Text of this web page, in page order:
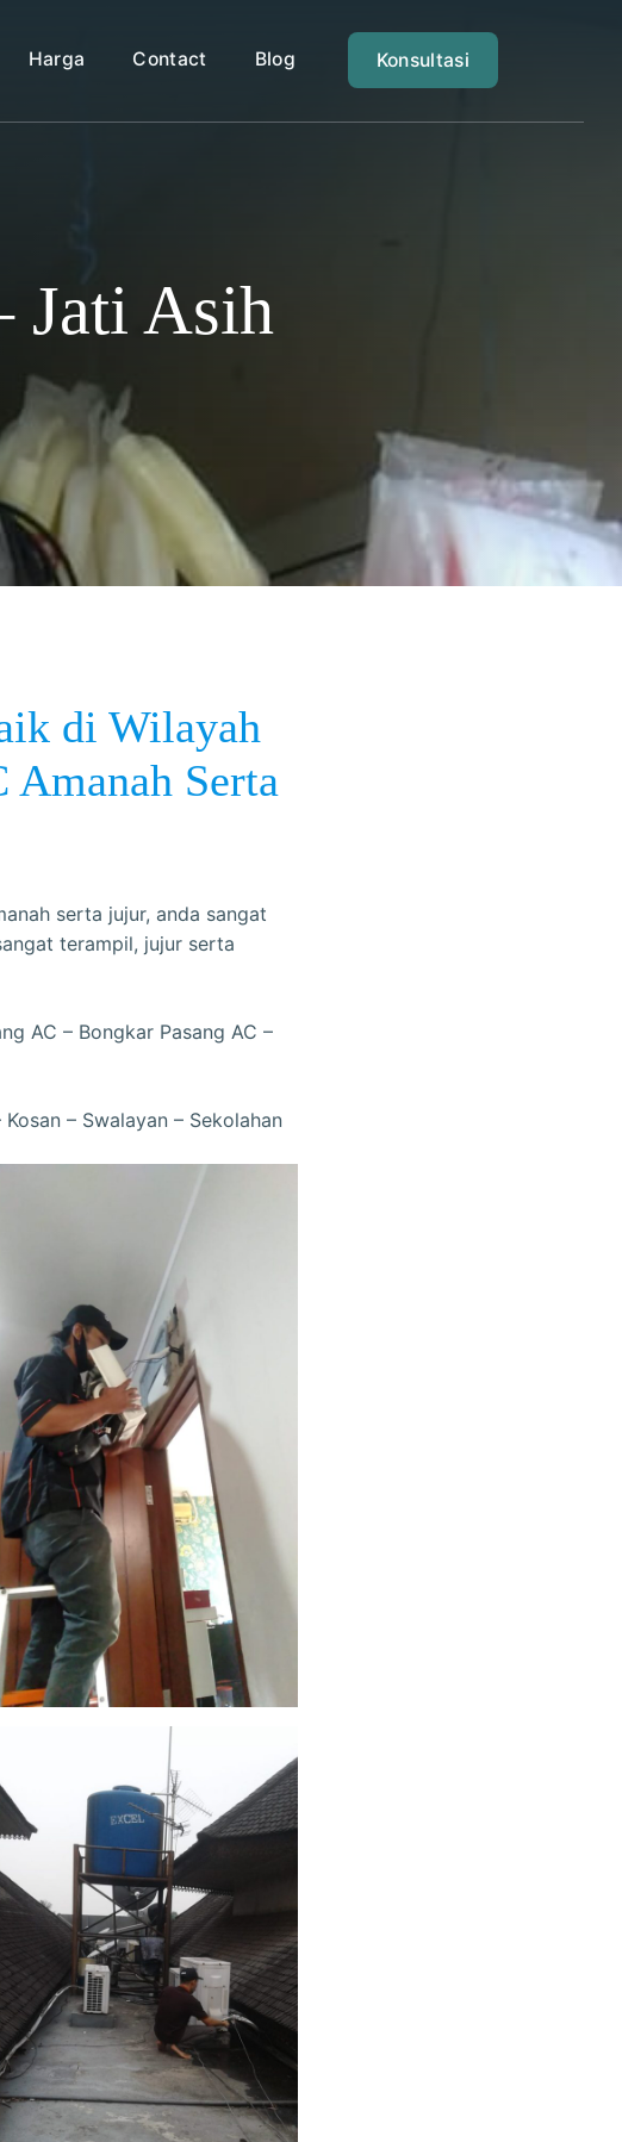
Harga Contact Blog Konsultasi
Jati Asih
di Wilayah
Serta
serta jujur, anda sangat
terampil, jujur serta
AC – Bongkar Pasang AC –
– Swalayan – Sekolahan